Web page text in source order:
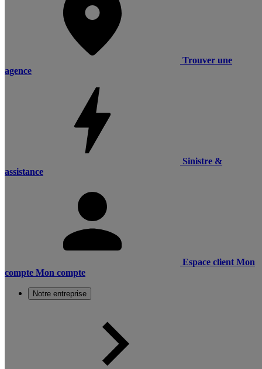
Trouver une
agence
Sinistre &
assistance
Espace client Mon
compte Mon compte
Notre entreprise